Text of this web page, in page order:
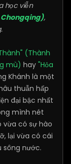
học viễn
Chongqing),
(Thành
mù) hay "Hỏa
Khánh là một
thuẫn hấp
đại bậc nhất
mình nét
vừa có sự hào
lại vừa có cái
nước.